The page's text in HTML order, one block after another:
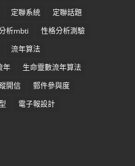
定聯系統
定聯話題
析mbti
性格分析測驗
流年算法
年
生命靈數流年算法
開信
郵件參與度
電子報設計